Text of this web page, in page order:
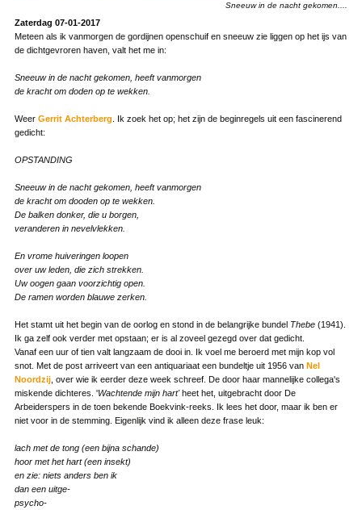
Sneeuw in de nacht gekomen....
Zaterdag 07-01-2017
Meteen als ik vanmorgen de gordijnen openschuif en sneeuw zie liggen op het ijs van
de dichtgevroren haven, valt het me in:
Sneeuw in de nacht gekomen, heeft vanmorgen
de kracht om doden op te wekken.
Weer Gerrit Achterberg . Ik zoek het op; het zijn de beginregels uit een fascinerend
gedicht:
OPSTANDING
Sneeuw in de nacht gekomen, heeft vanmorgen
de kracht om dooden op te wekken.
De balken donker, die u borgen,
veranderen in nevelvlekken.
En vrome huiveringen loopen
over uw leden, die zich strekken.
Uw oogen gaan voorzichtig open.
De ramen worden blauwe zerken.
Het stamt uit het begin van de oorlog en stond in de belangrijke bundel Thebe(1941).
Ik ga zelf ook verder met opstaan; er is al zoveel gezegd over dat gedicht.
Vanaf een uur of tien valt langzaam de dooi in. Ik voel me beroerd met mijn kop vol
snot. Met de post arriveert van een antiquariaat een bundeltje uit 1956 van Nel
Noordzij, over wie ik eerder deze week schreef. De door haar mannelijke collega's
miskende dichteres. 'Wachtende mijn hart'heet het, uitgebracht door De
Arbeiderspers in de toen bekende Boekvink-reeks. Ik lees het door, maar ik ben er
niet voor in de stemming. Eigenlijk vind ik alleen deze frase leuk:
lach met de tong (een bijna schande)
hoor met het hart (een insekt)
en zie: niets anders ben ik
dan een uitge-
psycho-